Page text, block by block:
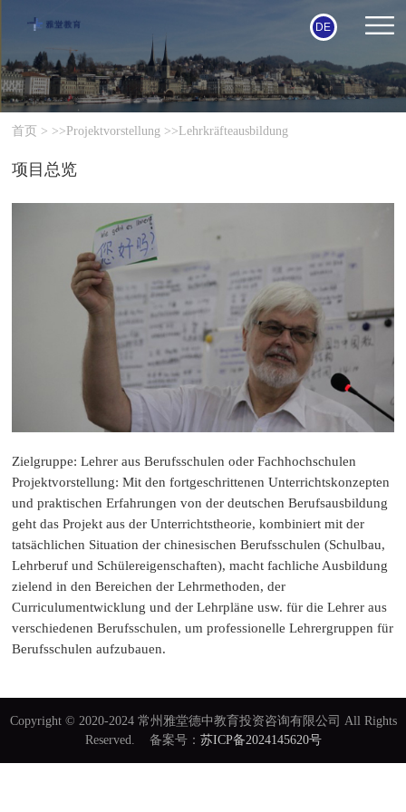
DE
首页 > >>Projektvorstellung >>Lehrkräfteausbildung
项目总览
Zielgruppe: Lehrer aus Berufsschulen oder Fachhochschulen
Projektvorstellung: Mit den fortgeschrittenen Unterrichtskonzepten
und praktischen Erfahrungen von der deutschen Berufsausbildung
geht das Projekt aus der Unterrichtstheorie, kombiniert mit der
tatsächlichen Situation der chinesischen Berufsschulen (Schulbau,
Lehrberuf und Schülereigenschaften), macht fachliche Ausbildung
zielend in den Bereichen der Lehrmethoden, der
Curriculumentwicklung und der Lehrpläne usw. für die Lehrer aus
verschiedenen Berufsschulen, um professionelle Lehrergruppen für
Berufsschulen aufzubauen.
Copyright © 2020-2024 常州雅堂德中教育投资咨询有限公司 All Rights
Reserved. 备案号： 苏ICP备2024145620号